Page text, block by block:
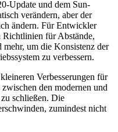
Update und dem Sun-
verändern, aber der
ändern. Für Entwickler
Richtlinien für Abstände,
mehr, um die Konsistenz der
zu verbessern.
Verbesserungen für
den modernen und
schließen. Die
zumindest nicht